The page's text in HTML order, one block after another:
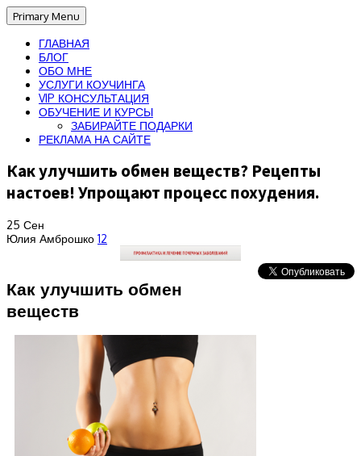
Primary Menu
ГЛАВНАЯ
БЛОГ
ОБО МНЕ
УСЛУГИ КОУЧИНГА
VIP КОНСУЛЬТАЦИЯ
ОБУЧЕНИЕ И КУРСЫ
ЗАБИРАЙТЕ ПОДАРКИ
РЕКЛАМА НА САЙТЕ
Как улучшить обмен веществ? Рецепты
настоев! Упрощают процесс похудения.
25 Сен
Юлия Амброшко 12
Как улучшить обмен
веществ